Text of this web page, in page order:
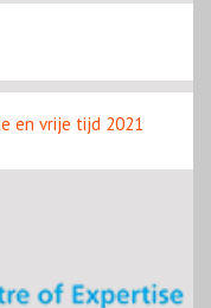
en vrije tijd 2021